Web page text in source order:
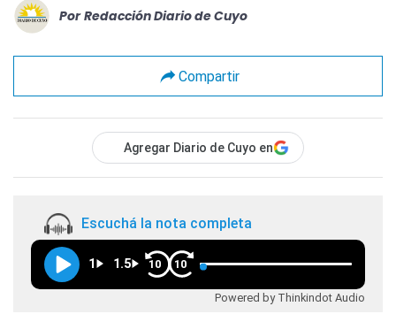
Por Redacción Diario de Cuyo
Compartir
Agregar Diario de Cuyo en
Escuchá la nota completa
1 1.5 10 10
Powered by Thinkindot Audio